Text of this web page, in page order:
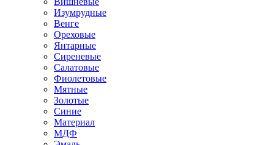
Изумрудные
Венге
Ореховые
Янтарные
Сиреневые
Салатовые
Фиолетовые
Мятные
Золотые
Синие
Материал
МДФ